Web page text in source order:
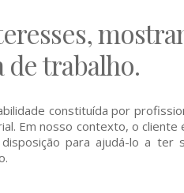
de trabalho.
constituída por
Em nosso contexto, o cliente
para ajudá-lo a ter